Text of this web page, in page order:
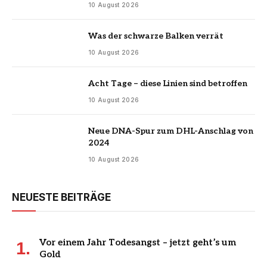
10 August 2026
Was der schwarze Balken verrät
10 August 2026
Acht Tage – diese Linien sind betroffen
10 August 2026
Neue DNA-Spur zum DHL-Anschlag von
2024
10 August 2026
NEUESTE BEITRÄGE
Vor einem Jahr Todesangst – jetzt geht’s um
Gold